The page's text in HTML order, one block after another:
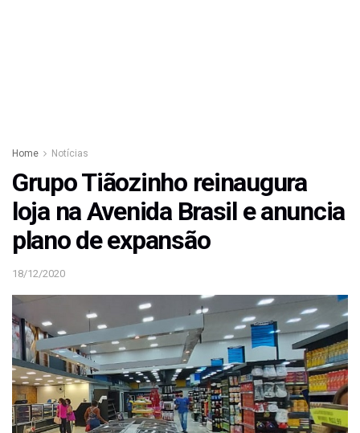
Home Notícias
Grupo Tiãozinho reinaugura
loja na Avenida Brasil e anuncia
plano de expansão
18/12/2020